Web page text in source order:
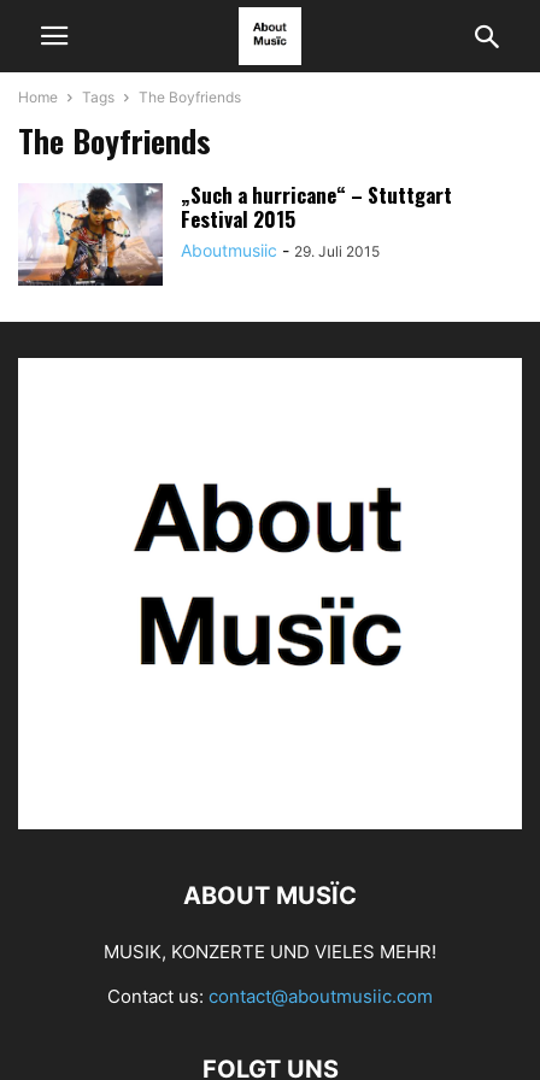
Home Tags The Boyfriends
The Boyfriends
„Such a hurricane“ – Stuttgart
Festival 2015
Aboutmusiic - 29. Juli 2015
ABOUT MUSÏC
MUSIK, KONZERTE UND VIELES MEHR!
Contact us: contact@aboutmusiic.com
FOLGT UNS